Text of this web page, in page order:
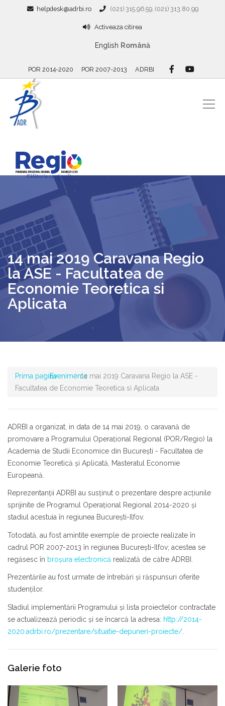
helpdesk@adrbi.ro (021) 315.96.59, (021) 313.80.99
Activeaza citirea
English Română
POR 2014-2020 POR 2007-2013 ADRBI
14 mai 2019 Caravana Regio
la ASE - Facultatea de
Economie Teoretica si
Aplicata
Prima paginaEvenimente14 mai 2019 Caravana Regio la ASE -
Facultatea de Economie Teoretica si Aplicata
ADRBI a organizat, in data de 14 mai 2019, o caravană de
promovare a Programului Operaţional Regional (POR/Regio) la
Academia de Studii Economice din Bucureşti - Facultatea de
Economie Teoretică şi Aplicată, Masteratul Economie
Europeană.
Reprezentanţii ADRBI au susţinut o prezentare despre acţiunile
sprijinite de Programul Operaţional Regional 2014-2020 şi
stadiul acestuia în regiunea Bucureşti-Ilfov.
Totodată, au fost amintite exemple de proiecte realizate în
cadrul POR 2007-2013 în regiunea Bucureşti-Ilfov; acestea se
regăsesc în broşura electronică realizată de către ADRBI.
Prezentările au fost urmate de întrebări şi răspunsuri oferite
studenţilor.
Stadiul implementării Programului şi lista proiectelor contractate
se actualizează periodic şi se încarcă la adresa: http://2014-
2020.adrbi.ro/prezentare/situatie-depuneri-proiecte/
Galerie foto